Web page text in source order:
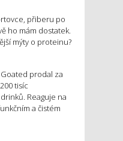
přiberu po
ho mám dostatek.
mýty o proteinu?
prodal za
tisíc
Reaguje na
a čistém